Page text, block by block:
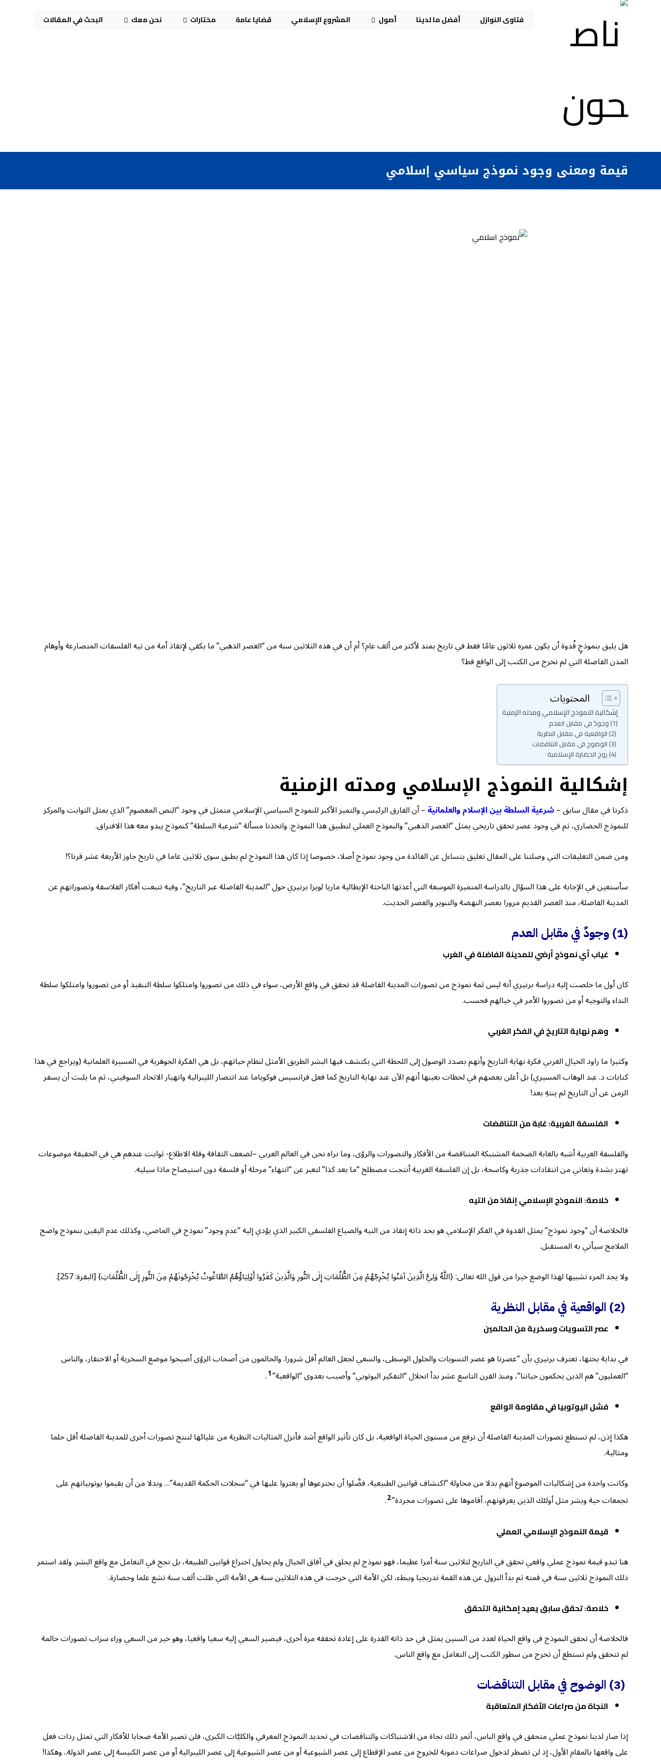
فتاوى النوازل أفضل ما لدينا أصول المشروع الإسلامي قضايا عامة مختارات نحن معك البحث في المقالات
قيمة ومعنى وجود نموذج سياسي إسلامي
هل يليق بنموذجٍ قُدوة أن يكون عمره ثلاثون عامًا فقط في تاريخ يمتد لأكثر من ألف عام؟ أم أن في هذه الثلاثين سنة من “العصر الذهبي” ما يكفي لإنقاذ أمة من تيه الفلسفات المتصارعة وأوهام
المدن الفاضلة التي لم تخرج من الكتب إلى الواقع قط؟
المحتويات
إشكالية النموذج الإسلامي ومدته الزمنية
(1) وجودٌ في مقابل العدم
(2) الواقعية في مقابل النظرية
(3) الوضوح في مقابل التناقضات
(4) روح الحضارة الإسلامية
إشكالية النموذج الإسلامي ومدته الزمنية
ذكرنا في مقال سابق –شرعية السلطة بين الإسلام والعلمانية– أن الفارق الرئيسي والتميز الأكبر للنموذج السياسي الإسلامي متمثل في وجود “النص المعصوم” الذي يمثل الثوابت والمركز
للنموذج الحضاري، ثم في وجود عصر تحقق تاريخي يمثل “العصر الذهبي” والنموذج العملي لتطبيق هذا النموذج. واتخذنا مسألة “شرعية السلطة” كنموذج يبدو معه هذا الافتراق.
ومن ضمن التعليقات التي وصلتنا على المقال تعليق يتساءل عن الفائدة من وجود نموذج أصلا، خصوصا إذا كان هذا النموذج لم يطبق سوى ثلاثين عاما في تاريخ جاوز الأربعة عشر قرنا؟!
سأستعين في الإجابة على هذا السؤال بالدراسة المتميزة الموسعة التي أعدتها الباحثة الإيطالية ماريا لويزا برنيري حول “المدينة الفاضلة عبر التاريخ”، وفيه تتبعت أفكار الفلاسفة وتصوراتهم عن
المدينة الفاضلة، منذ العصر القديم مرورا بعصر النهضة والتنوير والعصر الحديث.
(1) وجودٌ في مقابل العدم
غياب أي نموذج أرضي للمدينة الفاضلة في الغرب
كان أول ما خلصت إليه دراسة برنيري أنه ليس ثمة نموذج من تصورات المدينة الفاضلة قد تحقق في واقع الأرض، سواء في ذلك من تصوروا وامتلكوا سلطة التنفيذ أو من تصوروا وامتلكوا سلطة
النداء والتوجيه أو من تصوروا الأمر في خيالهم فحسب.
وهم نهاية التاريخ في الفكر الغربي
وكثيرا ما راود الخيال الغربي فكرة نهاية التاريخ وأنهم بصدد الوصول إلى اللحظة التي يكتشف فيها البشر الطريق الأمثل لنظام حياتهم، بل هي الفكرة الجوهرية في المسيرة العلمانية (ويراجع في هذا
كتابات د. عبد الوهاب المسيري) بل أعلن بعضهم في لحظات بعينها أنهم الآن عند نهاية التاريخ كما فعل فرانسيس فوكوياما عند انتصار الليبرالية وانهيار الاتحاد السوفيتي، ثم ما يلبث أن يسفر
الزمن عن أن التاريخ لم ينتهِ بعد!
الفلسفة الغربية: غابة من التناقضات
والفلسفة الغربية أشبه بالغابة الضخمة المشتبكة المتناقضة من الأفكار والتصورات والرؤى، وما نراه نحن في العالم العربي –لضعف الثقافة وقلة الاطلاع- ثوابت عندهم هي في الحقيقة موضوعات
تهتز بشدة وتعاني من انتقادات جذرية وكاسحة، بل إن الفلسفة الغربية أنتجت مصطلح “ما بعد كذا” لتعبر عن “انتهاء” مرحلة أو فلسفة دون استيضاح ماذا سيليه.
خلاصة: النموذج الإسلامي إنقاذ من التيه
فالخلاصة أن “وجود نموذج” يمثل القدوة في الفكر الإسلامي هو بحد ذاته إنقاذ من التيه والضياع الفلسفي الكبير الذي يؤدي إليه “عدم وجود” نموذج في الماضي، وكذلك عدم اليقين بنموذج واضح
الملامح سيأتي به المستقبل.
ولا يجد المرء تشبيها لهذا الوضع خيرا من قول الله تعالى: {اللَّهُ وَلِيُّ الَّذِينَ آمَنُوا يُخْرِجُهُمْ مِنَ الظُّلُمَاتِ إِلَى النُّورِ وَالَّذِينَ كَفَرُوا أَوْلِيَاؤُهُمُ الطَّاغُوتُ يُخْرِجُونَهُمْ مِنَ النُّورِ إِلَى الظُّلُمَاتِ} [البقرة: 257].
(2) الواقعية في مقابل النظرية
عصر التسويات وسخرية من الحالمين
في بداية بحثها، تعترف برنيري بأن “عصرنا هو عصر التسويات والحلول الوسطى، والسعي لجعل العالم أقل شرورا. والحالمون من أصحاب الرؤى أصبحوا موضع السخرية أو الاحتقار، والناس
“العمليون” هم الذين يحكمون حياتنا”، ومنذ القرن التاسع عشر بدأ انحلال “التفكير اليوتوبي” وأصيب بعدوى “الواقعية”1
.
فشل اليوتوبيا في مقاومة الواقع
هكذا إذن، لم تستطع تصورات المدينة الفاضلة أن ترفع من مستوى الحياة الواقعية، بل كان تأثير الواقع أشد فأنزل المثاليات النظرية من عليائها لتنتج تصورات أخرى للمدينة الفاضلة أقل حلما
ومثالية.
وكانت واحدة من إشكاليات الموضوع أنهم بدلا من محاولة “اكتشاف قوانين الطبيعية، فضَّلوا أن يخترعوها أو يعثروا عليها في “سجلات الحكمة القديمة”… وبدلا من أن يقيموا يوتوبياتهم على
تجمعات حية وبشر مثل أولئك الذين يعرفونهم، أقاموها على تصورات مجردة”2
.
قيمة النموذج الإسلامي العملي
هنا تبدو قيمة نموذج عملي واقعي تحقق في التاريخ لثلاثين سنة أمرا عظيما، فهو نموذج لم يحلق في آفاق الخيال ولم يحاول اختراع قوانين الطبيعة، بل نجح في التعامل مع واقع البشر. ولقد استمر
ذلك النموذج ثلاثين سنة في قمته ثم بدأ النزول عن هذه القمة تدريجيا وببطء، لكن الأمة التي خرجت في هذه الثلاثين سنة هي الأمة التي ظلت ألف سنة تشع علما وحضارة.
خلاصة: تحقق سابق يعيد إمكانية التحقق
فالخلاصة أن تحقق النموذج في واقع الحياة لعدد من السنين يمثل في حد ذاته القدرة على إعادة تحققه مرة أخرى، فيصير السعي إليه سعيا واقعيا، وهو خير من السعي وراء سراب تصورات حالمة
لم تتحقق ولم تستطع أن تخرج من سطور الكتب إلى التعامل مع واقع الناس.
(3) الوضوح في مقابل التناقضات
النجاة من صراعات الأفكار المتعاقبة
إذا صار لدينا نموذج عملي متحقق في واقع الناس، أثمر ذلك نجاة من الاشتباكات والتناقضات في تحديد النموذج المعرفي والكليَّات الكبرى، فلن تصير الأمة ضحايا للأفكار التي تمثل ردات فعل
على واقعها بالمقام الأول، إذ لن تضطر لدخول صراعات دموية للخروج من عصر الإقطاع إلى عصر الشيوعية أو من عصر الشيوعية إلى عصر الليبرالية أو من عصر الكنيسة إلى عصر الدولة.. وهكذا!